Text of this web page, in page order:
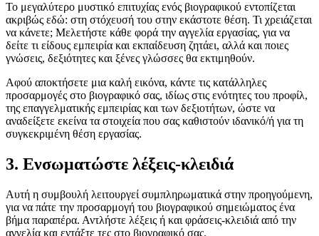
Το μεγαλύτερο μυστικό επιτυχίας ενός βιογραφικού εντοπίζεται
ακριβώς εδώ: στη στόχευσή του στην εκάστοτε θέση. Τι χρειάζεται
να κάνετε; Μελετήστε κάθε φορά την αγγελία εργασίας, για να
δείτε τι είδους εμπειρία και εκπαίδευση ζητάει, αλλά και ποιες
γνώσεις, δεξιότητες και ξένες γλώσσες θα εκτιμηθούν.
Αφού αποκτήσετε μια καλή εικόνα, κάντε τις κατάλληλες
προσαρμογές στο βιογραφικό σας, ιδίως στις ενότητες του προφίλ,
της επαγγελματικής εμπειρίας και των δεξιοτήτων, ώστε να
αναδείξετε εκείνα τα στοιχεία που σας καθιστούν ιδανικό/ή για τη
συγκεκριμένη θέση εργασίας.
3. Ενσωματώστε λέξεις-κλειδιά
Αυτή η συμβουλή λειτουργεί συμπληρωματικά στην προηγούμενη,
για να πάτε την προσαρμογή του βιογραφικού σημειώματος ένα
βήμα παραπέρα. Αντλήστε λέξεις ή και φράσεις-κλειδιά από την
αγγελία και εντάξτε τες στο βιογραφικό σας.